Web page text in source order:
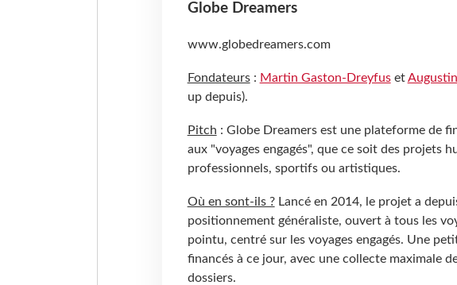
Globe Dreamers
www.globedreamers.com
Fondateurs: Martin Gaston-Dreyfuset
up depuis).
Pitch : Globe Dreamers est une plateforme de
aux "voyages engagés", que ce soit des projets
professionnels, sportifs ou artistiques.
Où en sont-ils ?Lancé en 2014, le projet a
positionnement généraliste, ouvert à tous les
pointu, centré sur les voyages engagés. Une
financés à ce jour, avec une collecte maximale
dossiers.